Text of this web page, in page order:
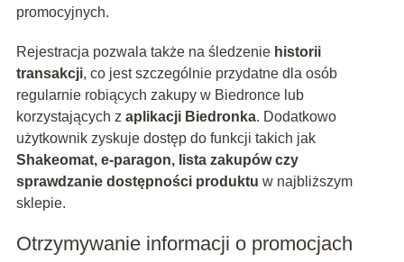
promocyjnych.
Rejestracja pozwala także na śledzenie historii
transakcji, co jest szczególnie przydatne dla osób
regularnie robiących zakupy w Biedronce lub
korzystających z aplikacji Biedronka. Dodatkowo
użytkownik zyskuje dostęp do funkcji takich jak
Shakeomat, e-paragon, lista zakupów czy
sprawdzanie dostępności produktu w najbliższym
sklepie.
Otrzymywanie informacji o promocjach